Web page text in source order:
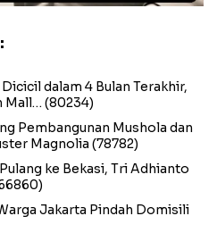
dalam 4 Bulan Terakhir,
Mall… (80234)
Pembangunan Mushola dan
Magnolia (78782)
ke Bekasi, Tri Adhianto
Jakarta Pindah Domisili